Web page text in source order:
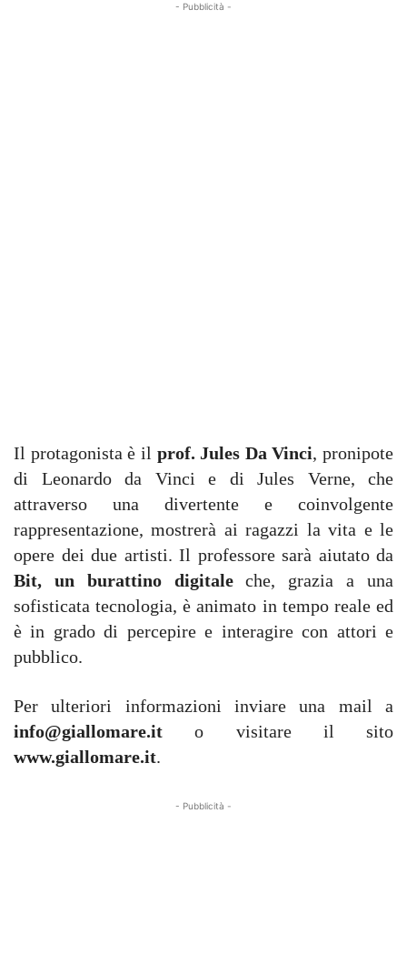
- Pubblicità -
Il protagonista è il prof. Jules Da Vinci, pronipote
di Leonardo da Vinci e di Jules Verne, che
attraverso una divertente e coinvolgente
rappresentazione, mostrerà ai ragazzi la vita e le
opere dei due artisti. Il professore sarà aiutato da
Bit, un burattino digitaleche, grazia a una
sofisticata tecnologia, è animato in tempo reale ed
è in grado di percepire e interagire con attori e
pubblico.
Per ulteriori informazioni inviare una mail a
info@giallomare.it
o visitare il sito
www.giallomare.it.
- Pubblicità -